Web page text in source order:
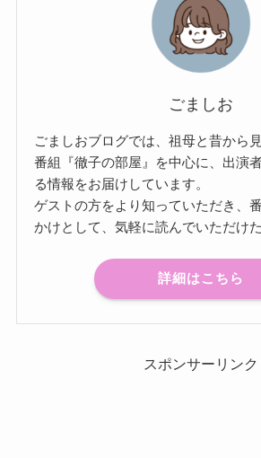
ごましお
ごましおブログでは、祖母と昔から
番組『徹子の部屋』を中心に、出演
る情報をお届けしています。
ゲストの方をより知っていただき、
かけとして、気軽に読んでいただけ
詳細はこちら
スポンサーリンク